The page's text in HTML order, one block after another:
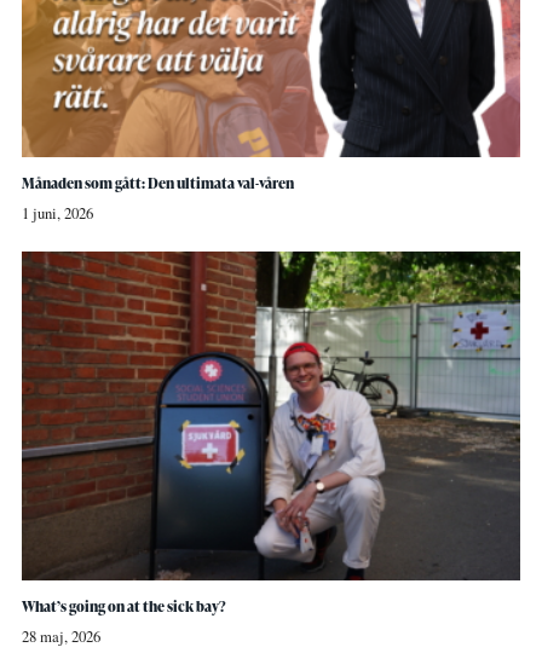
Månaden som gått: Den ultimata val-våren
1 juni, 2026
What’s going on at the sick bay?
28 maj, 2026